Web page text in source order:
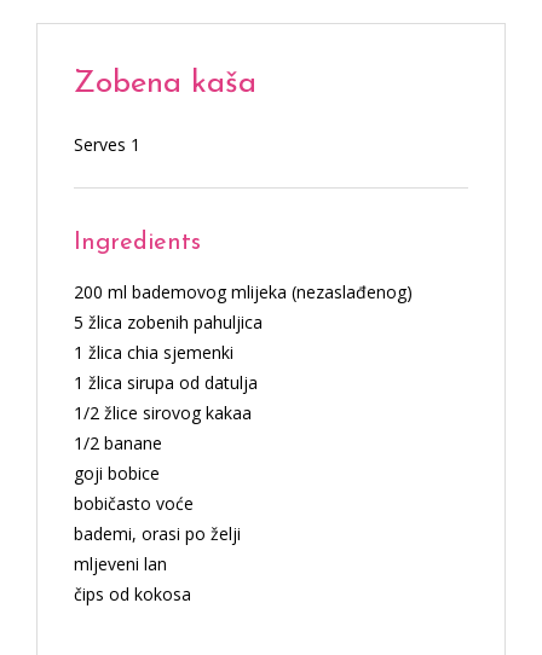
Zobena kaša
Serves 1
Ingredients
200 ml bademovog mlijeka (nezaslađenog)
5 žlica zobenih pahuljica
1 žlica chia sjemenki
1 žlica sirupa od datulja
1/2 žlice sirovog kakaa
1/2 banane
goji bobice
bobičasto voće
bademi, orasi po želji
mljeveni lan
čips od kokosa